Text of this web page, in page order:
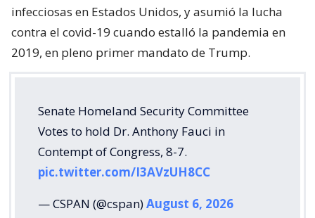
infecciosas en Estados Unidos, y asumió la lucha
contra el covid-19 cuando estalló la pandemia en
2019, en pleno primer mandato de Trump.
Senate Homeland Security Committee
Votes to hold Dr. Anthony Fauci in
Contempt of Congress, 8-7.
pic.twitter.com/I3AVzUH8CC
— CSPAN (@cspan)August 6, 2026